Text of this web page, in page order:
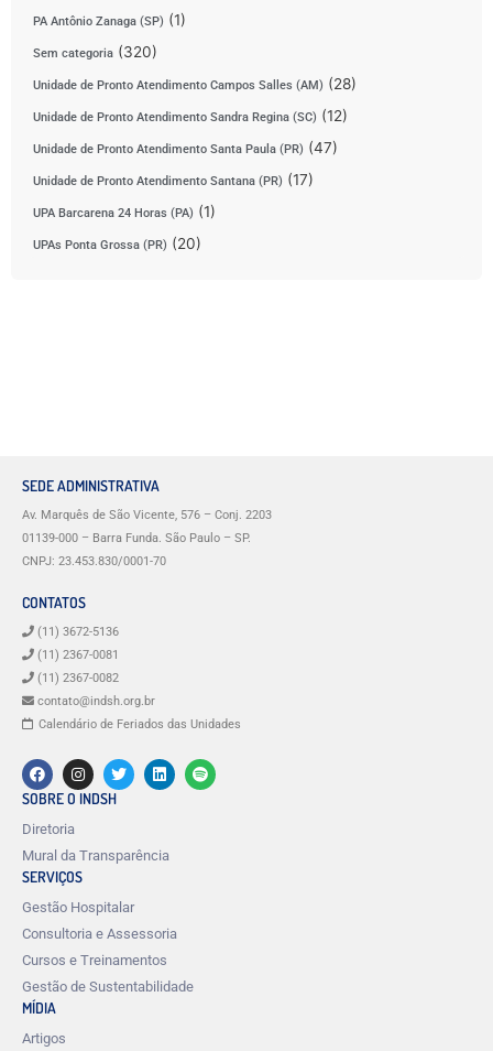
PA Antônio Zanaga (SP) (1)
Sem categoria (320)
Unidade de Pronto Atendimento Campos Salles (AM) (28)
Unidade de Pronto Atendimento Sandra Regina (SC) (12)
Unidade de Pronto Atendimento Santa Paula (PR) (47)
Unidade de Pronto Atendimento Santana (PR) (17)
UPA Barcarena 24 Horas (PA) (1)
UPAs Ponta Grossa (PR) (20)
SEDE ADMINISTRATIVA
Av. Marquês de São Vicente, 576 – Conj. 2203
01139-000 – Barra Funda. São Paulo – SP.
CNPJ: 23.453.830/0001-70
CONTATOS
(11) 3672-5136
(11) 2367-0081
(11) 2367-0082
contato@indsh.org.br
Calendário de Feriados das Unidades
SOBRE O INDSH
Diretoria
Mural da Transparência
SERVIÇOS
Gestão Hospitalar
Consultoria e Assessoria
Cursos e Treinamentos
Gestão de Sustentabilidade
MÍDIA
Artigos